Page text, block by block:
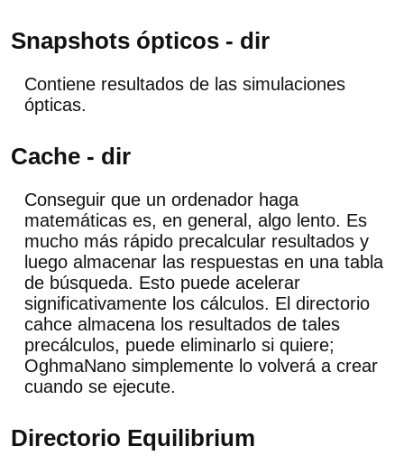
Snapshots ópticos - dir
Contiene resultados de las simulaciones
ópticas.
Cache - dir
Conseguir que un ordenador haga
matemáticas es, en general, algo lento. Es
mucho más rápido precalcular resultados y
luego almacenar las respuestas en una tabla
de búsqueda. Esto puede acelerar
significativamente los cálculos. El directorio
cahce almacena los resultados de tales
precálculos, puede eliminarlo si quiere;
OghmaNano simplemente lo volverá a crear
cuando se ejecute.
Directorio Equilibrium